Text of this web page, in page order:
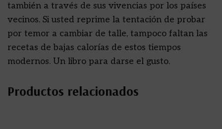
también a través de sus vivencias por los países
vecinos. Si usted reprime la tentación de probar
por temor a cambiar de talle, tampoco faltan las
recetas de bajas calorías de estos tiempos
modernos. Un libro para darse el gusto.
Productos relacionados